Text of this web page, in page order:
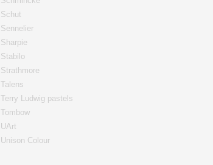
Schut
Sennelier
Sharpie
Stabilo
Strathmore
Talens
Terry Ludwig pastels
Tombow
UArt
Unison Colour